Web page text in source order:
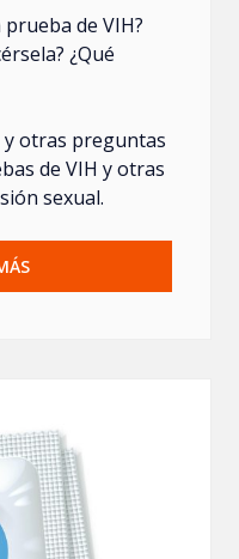
de VIH?
¿Qué
otras preguntas
de VIH y otras
sexual.